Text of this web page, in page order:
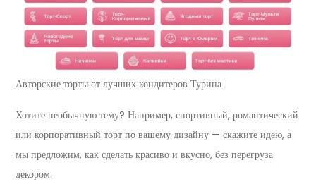
Авторские торты от лучших кондитеров Турина
Хотите необычную тему? Например, спортивный, романтический
или корпоративный торт по вашему дизайну — скажите идею, а
мы предложим, как сделать красиво и вкусно, без перегруза
декором.